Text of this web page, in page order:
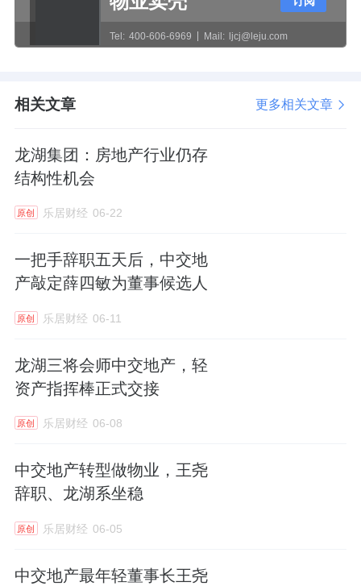
去年，中交地产只有在前8月，才有房地产销售
业绩记录。
米，签约销售金额79.5亿元，销售回款88亿
元；若论权益口径，则实现签约销售金额54.1
亿元。
截至去年末，因为重资产的置出，中交地产的
上市公司股东的净资产12.08亿元，转为正数；
资产负债率从89.75%降到了48.26%。
年归母净利润同比增长66.99%至-17.10亿元。
它在年报里，还重点提到了物业管理业务的收
获：
全年新拓展面积757.8万平方米，在管面积
5,762.59万平方米，其中城市服务在管面积
3,142万平方米。
换了班底
Tel: 400-606-6969 Mail: ljcj@leju.com
相关文章 更多相关文章
龙湖集团：房地产行业仍存
结构性机会
原创 乐居财经 06-22
一把手辞职五天后，中交地
产敲定薛四敏为董事候选人
原创 乐居财经 06-11
龙湖三将会师中交地产，轻
资产指挥棒正式交接
原创 乐居财经 06-08
中交地产转型做物业，王尧
辞职、龙湖系坐稳
原创 乐居财经 06-05
中交地产最年轻董事长王尧